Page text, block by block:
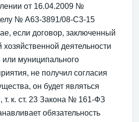
от 16.04.2009 №
№ А63-3891/08-С3-15
если договор, заключенный
деятельности
или муниципального
не получил согласия
он будет являться
т. к. ст. 23 Закона № 161-ФЗ
обязательность